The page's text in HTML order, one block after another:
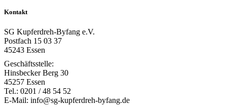
Kontakt
SG Kupferdreh-Byfang e.V.
Postfach 15 03 37
45243 Essen
Geschäftsstelle:
Hinsbecker Berg 30
45257 Essen
Tel.: 0201 / 48 54 52
E-Mail: info@sg-kupferdreh-byfang.de